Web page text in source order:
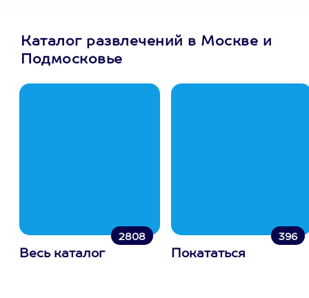
Каталог развлечений в Москве и
Подмосковье
2808
Весь каталог
396
Покататься